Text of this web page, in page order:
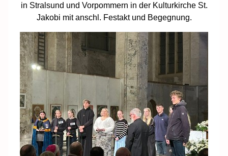
in Stralsund und Vorpommern in der Kulturkirche St.
Jakobi mit anschl. Festakt und Begegnung.